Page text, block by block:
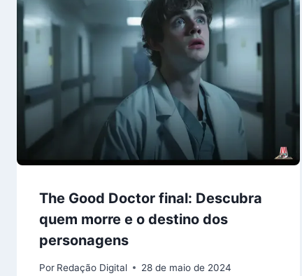
The Good Doctor final: Descubra
quem morre e o destino dos
personagens
Por Redação Digital 28 de maio de 2024